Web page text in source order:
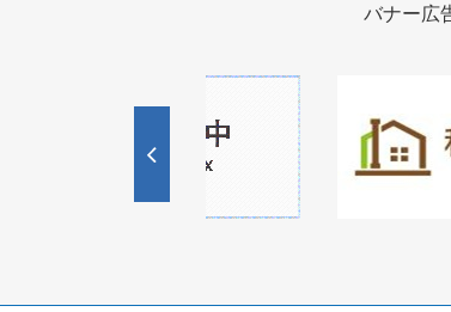
バナー広
の